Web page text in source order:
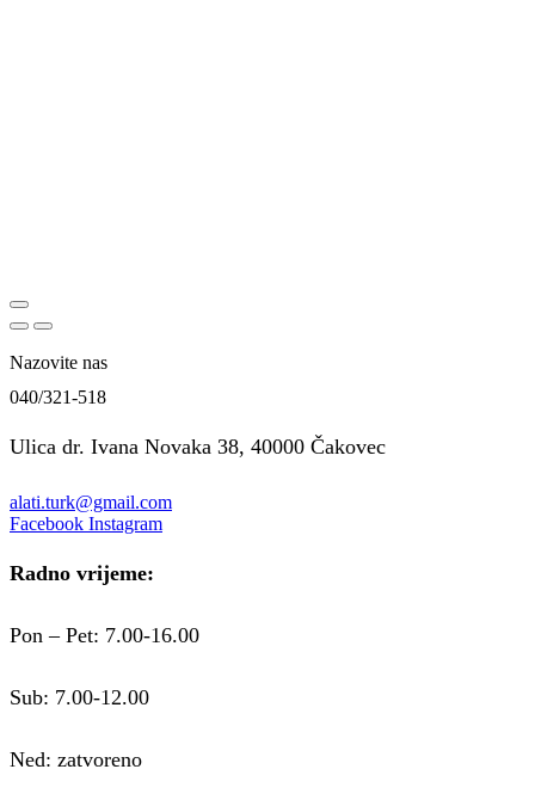
Nazovite nas
040/321-518
Ulica dr. Ivana Novaka 38, 40000 Čakovec
alati.turk@gmail.com
Facebook Instagram
Radno vrijeme:
Pon – Pet: 7.00-16.00
Sub: 7.00-12.00
Ned: zatvoreno